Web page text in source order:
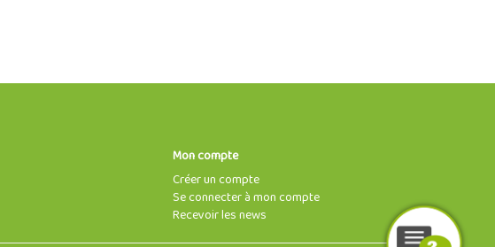
Mon compte
Créer un compte
Se connecter à mon compte
Recevoir les news